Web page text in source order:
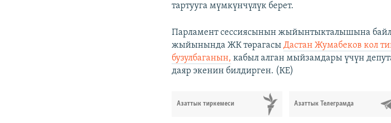
тартууга мүмкүнчүлүк берет.
Парламент сессиясынын жыйынтыкталышына
жыйынында ЖК төрагасыДастан Жумабеков кол
бузулбаганын, кабыл алган мыйзамдары үчүн
даяр экенин билдирген. (КЕ)
Азаттык тиркемеси Азаттык Телеграмда